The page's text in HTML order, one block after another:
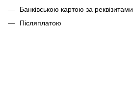
Банківською картою за реквізитами
Післяплатою